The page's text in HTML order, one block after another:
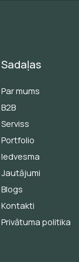
Sadaļas
Par mums
B2B
Serviss
Portfolio
Iedvesma
Jautājumi
Blogs
Kontakti
Privātuma politika